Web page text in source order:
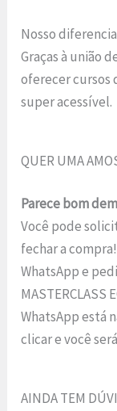
Nosso
Graças à união
oferecer cursos
super acessível.
QUER UMA
Parece bom
Você pode
fechar a
WhatsApp e
MASTERCLASS
WhatsApp está
clicar e você
AINDA TEM